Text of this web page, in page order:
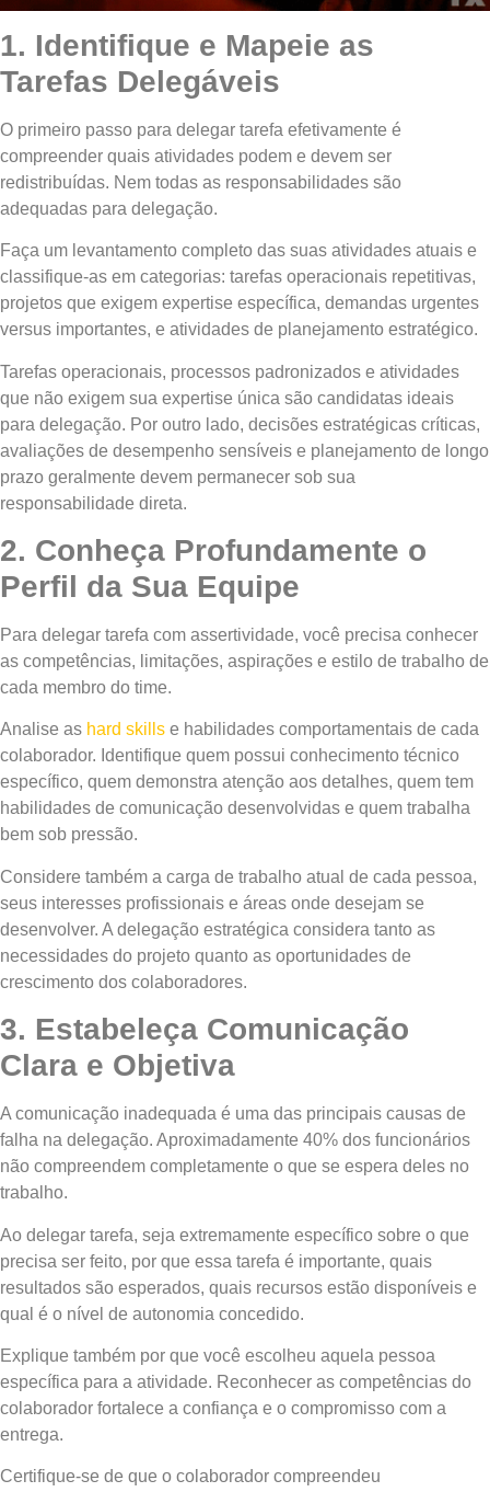
1. Identifique e Mapeie as
Tarefas Delegáveis
O primeiro passo para delegar tarefa efetivamente é
compreender quais atividades podem e devem ser
redistribuídas. Nem todas as responsabilidades são
adequadas para delegação.
Faça um levantamento completo das suas atividades atuais e
classifique-as em categorias: tarefas operacionais repetitivas,
projetos que exigem expertise específica, demandas urgentes
versus importantes, e atividades de planejamento estratégico.
Tarefas operacionais, processos padronizados e atividades
que não exigem sua expertise única são candidatas ideais
para delegação. Por outro lado, decisões estratégicas críticas,
avaliações de desempenho sensíveis e planejamento de longo
prazo geralmente devem permanecer sob sua
responsabilidade direta.
2. Conheça Profundamente o
Perfil da Sua Equipe
Para delegar tarefa com assertividade, você precisa conhecer
as competências, limitações, aspirações e estilo de trabalho de
cada membro do time.
Analise as hard skills e habilidades comportamentais de cada
colaborador. Identifique quem possui conhecimento técnico
específico, quem demonstra atenção aos detalhes, quem tem
habilidades de comunicação desenvolvidas e quem trabalha
bem sob pressão.
Considere também a carga de trabalho atual de cada pessoa,
seus interesses profissionais e áreas onde desejam se
desenvolver. A delegação estratégica considera tanto as
necessidades do projeto quanto as oportunidades de
crescimento dos colaboradores.
3. Estabeleça Comunicação
Clara e Objetiva
A comunicação inadequada é uma das principais causas de
falha na delegação. Aproximadamente 40% dos funcionários
não compreendem completamente o que se espera deles no
trabalho.
Ao delegar tarefa, seja extremamente específico sobre o que
precisa ser feito, por que essa tarefa é importante, quais
resultados são esperados, quais recursos estão disponíveis e
qual é o nível de autonomia concedido.
Explique também por que você escolheu aquela pessoa
específica para a atividade. Reconhecer as competências do
colaborador fortalece a confiança e o compromisso com a
entrega.
Certifique-se de que o colaborador compreendeu